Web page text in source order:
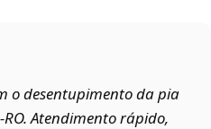
o desentupimento da pia
Atendimento rápido,